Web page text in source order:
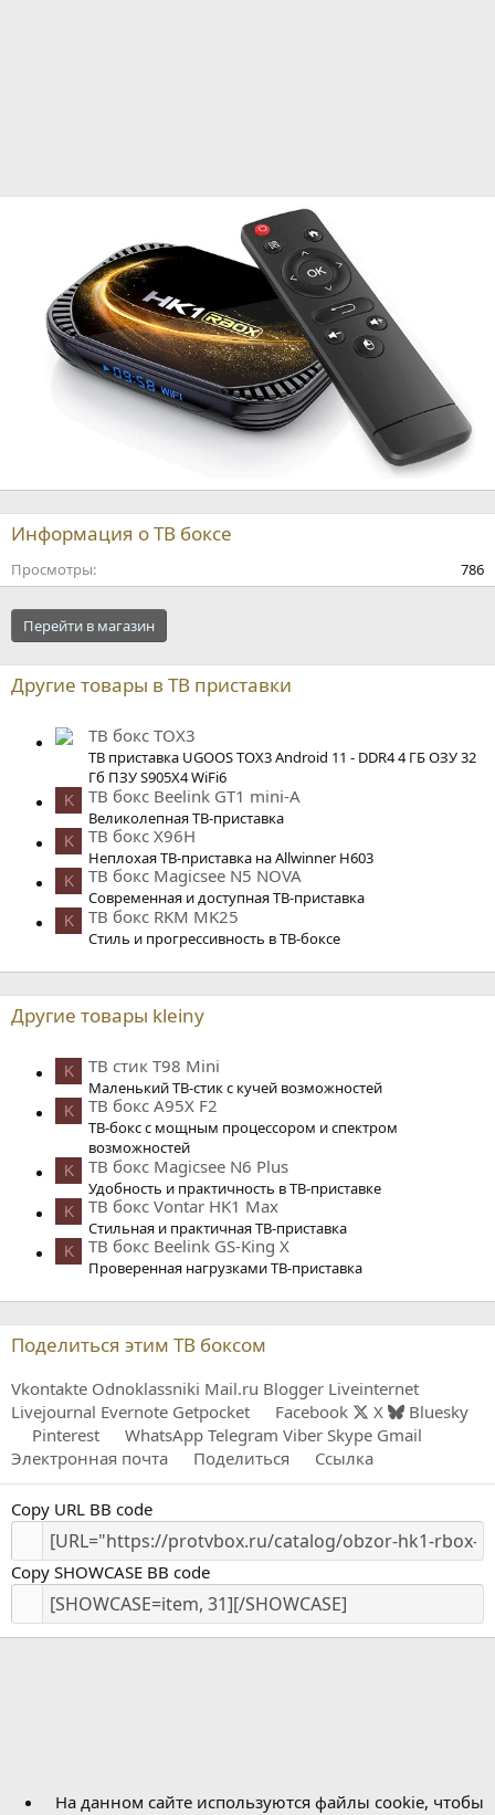
Информация о ТВ боксе
Просмотры 786
Перейти в магазин
Другие товары в ТВ приставки
ТВ бокс TOX3
ТВ приставка UGOOS TOX3 Android 11 - DDR4 4 ГБ ОЗУ 32
Гб ПЗУ S905X4 WiFi6
K ТВ бокс Beelink GT1 mini-A
Великолепная ТВ-приставка
K ТВ бокс X96H
Неплохая ТВ-приставка на Allwinner H603
K ТВ бокс Magicsee N5 NOVA
Современная и доступная ТВ-приставка
K ТВ бокс RKM MK25
Стиль и прогрессивность в ТВ-боксе
Другие товары kleiny
K ТВ стик T98 Mini
Маленький ТВ-стик с кучей возможностей
K ТВ бокс A95X F2
ТВ-бокс с мощным процессором и спектром
возможностей
K ТВ бокс Magicsee N6 Plus
Удобность и практичность в ТВ-приставке
K ТВ бокс Vontar HK1 Max
Стильная и практичная ТВ-приставка
K ТВ бокс Beelink GS-King X
Проверенная нагрузками ТВ-приставка
Поделиться этим ТВ боксом
Vkontakte Odnoklassniki Mail.ru Blogger Liveinternet
Livejournal Evernote Getpocket Facebook X
Bluesky
Pinterest
WhatsApp Telegram Viber Skype Gmail
Электронная почта
Поделиться Ссылка
Copy URL BB code
Copy SHOWCASE BB code
На данном сайте используются файлы cookie, чтобы